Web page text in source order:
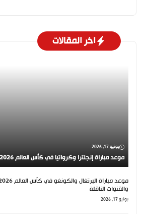
اخر المقالات
يونيو 17, 2026
موعد مباراة إنجلترا وكرواتيا في كأس العالم 2026 والقنوات الناقلة
موعد مباراة البرتغال والكونغو في كأس العالم 2026
والقنوات الناقلة
يونيو 17, 2026